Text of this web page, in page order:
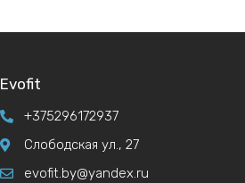
Evofit
+375296172937
Слободская ул., 27
evofit.by@yandex.ru